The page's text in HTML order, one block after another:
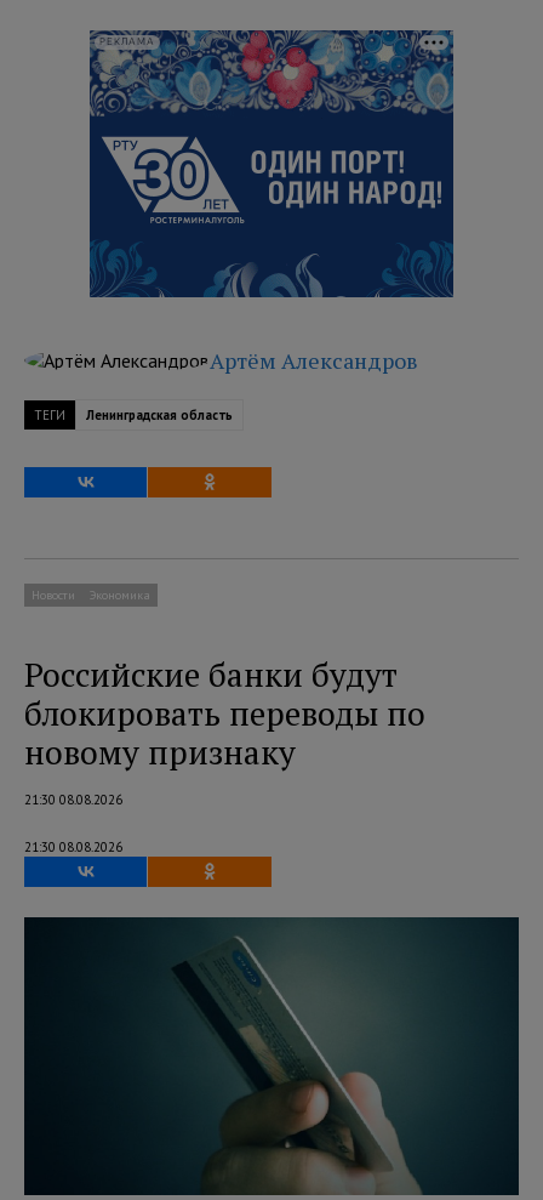
РЕКЛАМА
Артём Александров
ТЕГИ Ленинградская область
Новости Экономика
Российские банки будут
блокировать переводы по
новому признаку
21:30 08.08.2026
21:30 08.08.2026